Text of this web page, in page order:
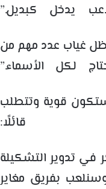
يدخل كبديل.”
ظل غياب عدد مهم من
لكل الأسماء.”
ستكون قوية وتتطلب
في تدوير التشكيلة
بفريق مغاير